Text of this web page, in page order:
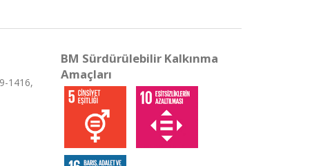
1416,
BM Sürdürülebilir Kalkınma
Amaçları